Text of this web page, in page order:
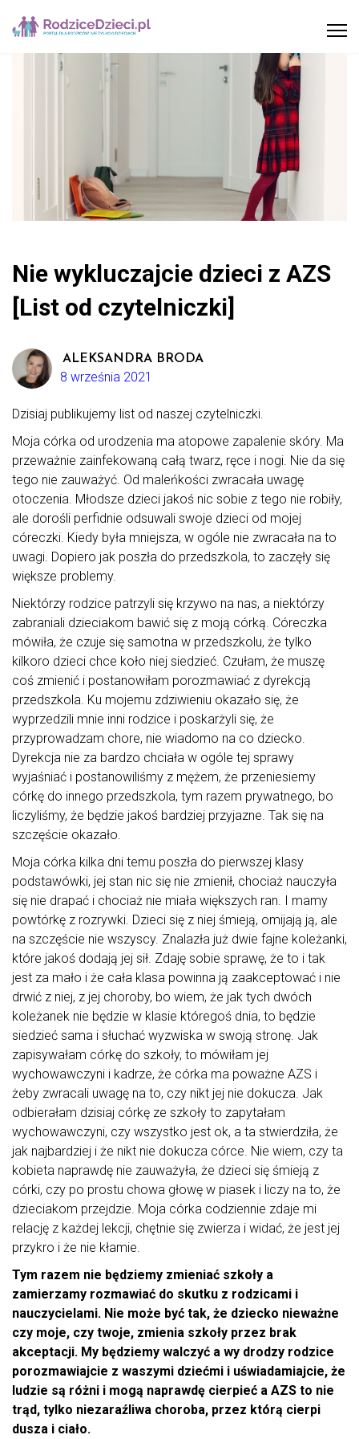
Nie wykluczajcie dzieci z AZS
[List od czytelniczki]
ALEKSANDRA BRODA
8 września 2021
Dzisiaj publikujemy list od naszej czytelniczki.
Moja córka od urodzenia ma atopowe zapalenie skóry. Ma
przeważnie zainfekowaną całą twarz, ręce i nogi. Nie da się
tego nie zauważyć. Od maleńkości zwracała uwagę
otoczenia. Młodsze dzieci jakoś nic sobie z tego nie robiły,
ale dorośli perfidnie odsuwali swoje dzieci od mojej
córeczki. Kiedy była mniejsza, w ogóle nie zwracała na to
uwagi. Dopiero jak poszła do przedszkola, to zaczęły się
większe problemy.
Niektórzy rodzice patrzyli się krzywo na nas, a niektórzy
zabraniali dzieciakom bawić się z moją córką. Córeczka
mówiła, że czuje się samotna w przedszkolu, że tylko
kilkoro dzieci chce koło niej siedzieć. Czułam, że muszę
coś zmienić i postanowiłam porozmawiać z dyrekcją
przedszkola. Ku mojemu zdziwieniu okazało się, że
wyprzedzili mnie inni rodzice i poskarżyli się, że
przyprowadzam chore, nie wiadomo na co dziecko.
Dyrekcja nie za bardzo chciała w ogóle tej sprawy
wyjaśniać i postanowiliśmy z mężem, że przeniesiemy
córkę do innego przedszkola, tym razem prywatnego, bo
liczyliśmy, że będzie jakoś bardziej przyjazne. Tak się na
szczęście okazało.
Moja córka kilka dni temu poszła do pierwszej klasy
podstawówki, jej stan nic się nie zmienił, chociaż nauczyła
się nie drapać i chociaż nie miała większych ran. I mamy
powtórkę z rozrywki. Dzieci się z niej śmieją, omijają ją, ale
na szczęście nie wszyscy. Znalazła już dwie fajne koleżanki,
które jakoś dodają jej sił. Zdaję sobie sprawę, że to i tak
jest za mało i że cała klasa powinna ją zaakceptować i nie
drwić z niej, z jej choroby, bo wiem, że jak tych dwóch
koleżanek nie będzie w klasie któregoś dnia, to będzie
siedzieć sama i słuchać wyzwiska w swoją stronę. Jak
zapisywałam córkę do szkoły, to mówiłam jej
wychowawczyni i kadrze, że córka ma poważne AZS i
żeby zwracali uwagę na to, czy nikt jej nie dokucza. Jak
odbierałam dzisiaj córkę ze szkoły to zapytałam
wychowawczyni, czy wszystko jest ok, a ta stwierdziła, że
jak najbardziej i że nikt nie dokucza córce. Nie wiem, czy ta
kobieta naprawdę nie zauważyła, że dzieci się śmieją z
córki, czy po prostu chowa głowę w piasek i liczy na to, że
dzieciakom przejdzie. Moja córka codziennie zdaje mi
relację z każdej lekcji, chętnie się zwierza i widać, że jest jej
przykro i że nie kłamie.
Tym razem nie będziemy zmieniać szkoły a
zamierzamy rozmawiać do skutku z rodzicami i
nauczycielami. Nie może być tak, że dziecko nieważne
czy moje, czy twoje, zmienia szkoły przez brak
akceptacji. My będziemy walczyć a wy drodzy rodzice
porozmawiajcie z waszymi dziećmi i uświadamiajcie, że
ludzie są różni i mogą naprawdę cierpieć a AZS to nie
trąd, tylko niezaraźliwa choroba, przez którą cierpi
dusza i ciało.